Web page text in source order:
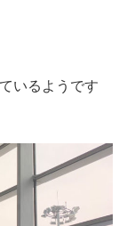
いるようです